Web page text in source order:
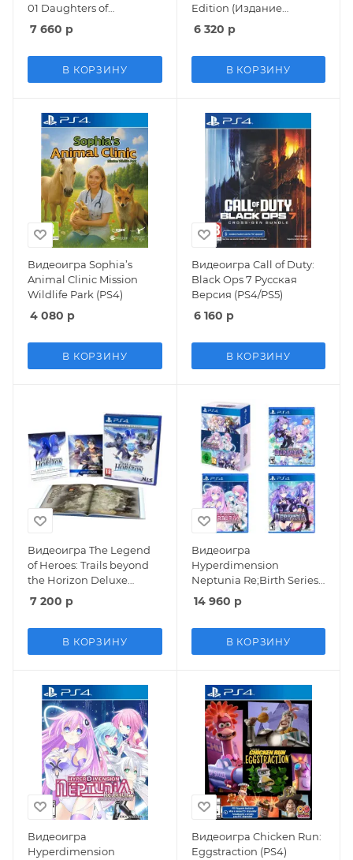
01 Daughters of
Amalgam
Ограниченное издание
7 660 р
В КОРЗИНУ
Edition (Издание
первого дня) Русская
Версия (PS4)
6 320 р
В КОРЗИНУ
Видеоигра Sophia’s
Animal Clinic Mission
Wildlife Park (PS4)
4 080 р
В КОРЗИНУ
Видеоигра Call of Duty:
Black Ops 7 Русская
Версия (PS4/PS5)
6 160 р
В КОРЗИНУ
Видеоигра The Legend
of Heroes: Trails beyond
the Horizon Deluxe
Edition (PS4)
7 200 р
В КОРЗИНУ
Видеоигра
Hyperdimension
Neptunia Re;Birth Series
Triple Pack (1-3) (PS4)
14 960 р
В КОРЗИНУ
Видеоигра
Hyperdimension
Видеоигра Chicken Run:
Eggstraction (PS4)